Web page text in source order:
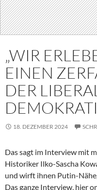
„WIR
EINEN
DER
18. DEZEMBER 2024
Das sagt im Interview mit
Historiker Ilko-Sascha
und wirft ihnen Putin-
Das ganze Interview, hier